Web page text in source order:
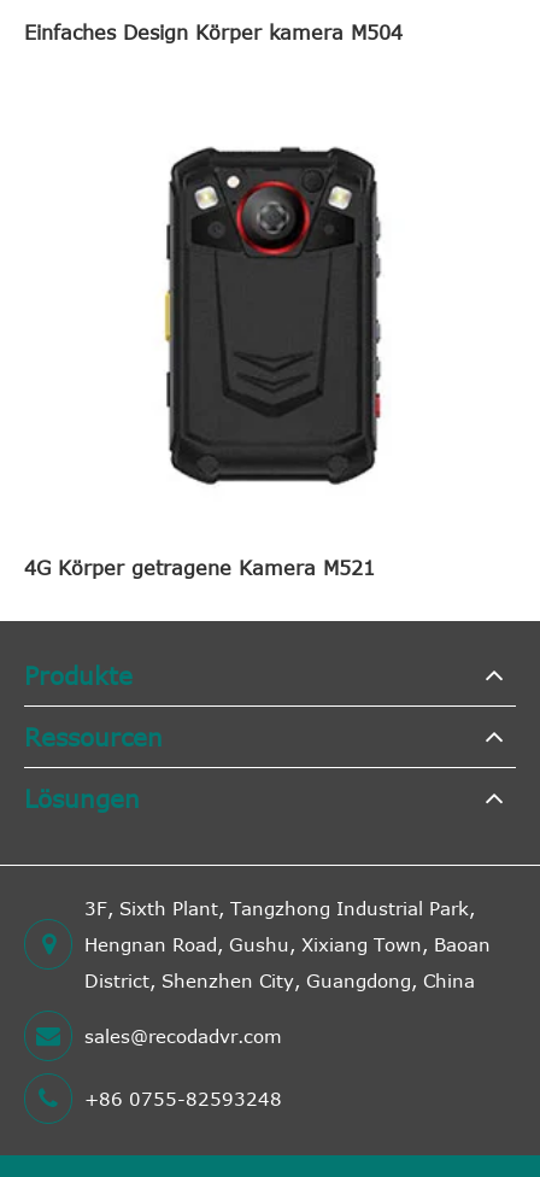
Einfaches Design Körper kamera M504
4G Körper getragene Kamera M521
Produkte
Ressourcen
Lösungen
3F, Sixth Plant, Tangzhong Industrial Park,
Hengnan Road, Gushu, Xixiang Town, Baoan
District, Shenzhen City, Guangdong, China
sales@recodadvr.com
+86 0755-82593248